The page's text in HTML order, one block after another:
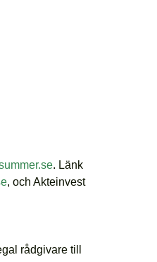
. Länk
, och Akteinvest
rådgivare till